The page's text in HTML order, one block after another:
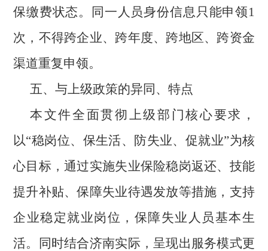
保缴费状态。同一人员身份信息只能申领1
次，不得跨企业、跨年度、跨地区、跨资金
渠道重复申领。
五、与上级政策的异同、特点
本文件全面贯彻上级部门核心要求，
以“稳岗位、保生活、防失业、促就业”为核
心目标，通过实施失业保险稳岗返还、技能
提升补贴、保障失业待遇发放等措施，支持
企业稳定就业岗位，保障失业人员基本生
活。同时结合济南实际，呈现出服务模式更